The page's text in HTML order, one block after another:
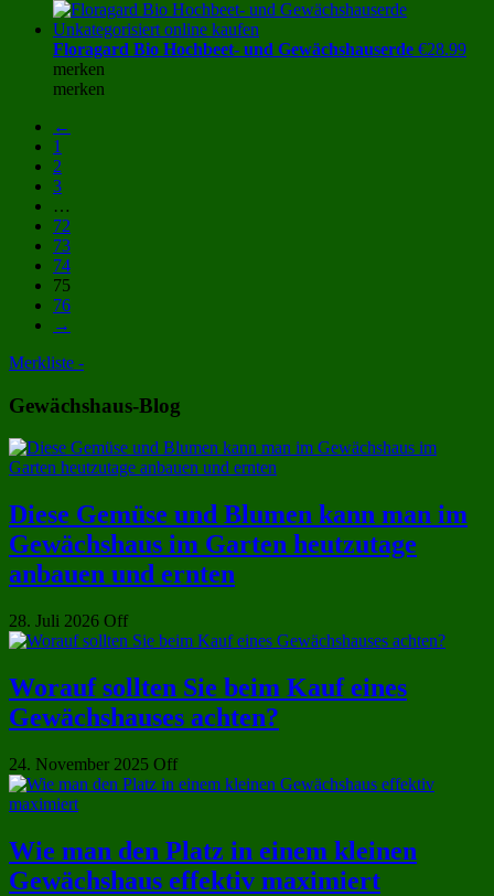
Floragard Bio Hochbeet- und Gewächshauserde €28.99
merken
merken
←
1
2
3
…
72
73
74
75
76
→
Merkliste -
Gewächshaus-Blog
Diese Gemüse und Blumen kann man im
Gewächshaus im Garten heutzutage
anbauen und ernten
28. Juli 2026 Off
Worauf sollten Sie beim Kauf eines
Gewächshauses achten?
24. November 2025 Off
Wie man den Platz in einem kleinen
Gewächshaus effektiv maximiert